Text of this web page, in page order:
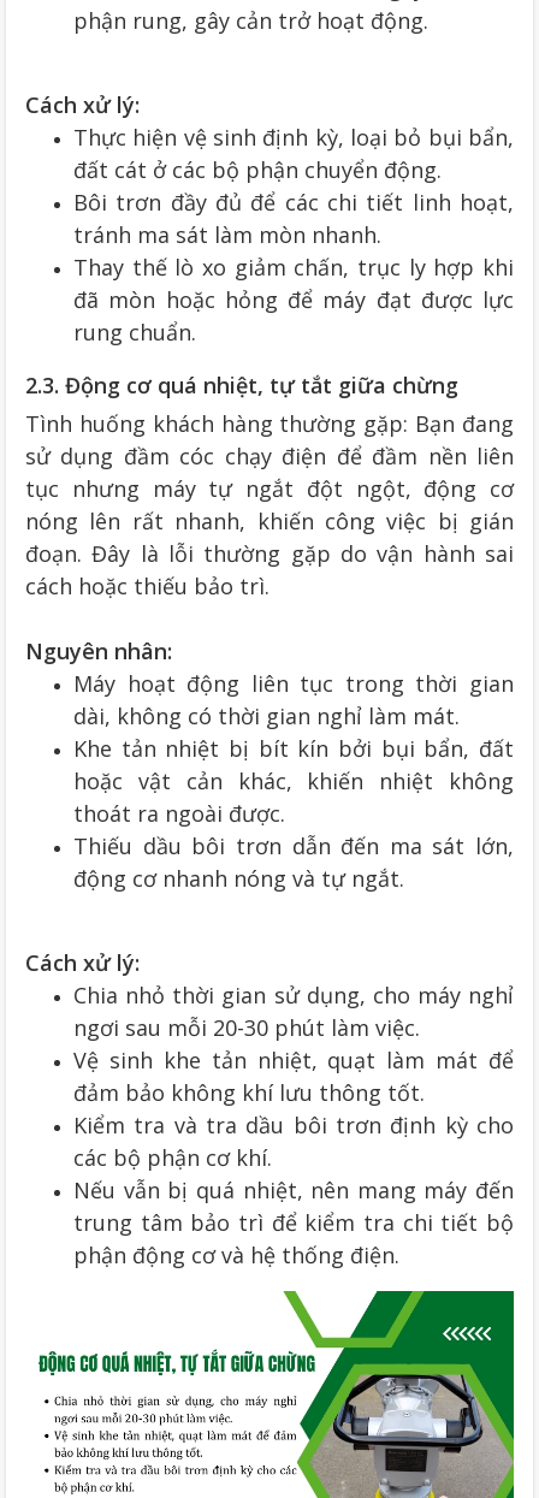
phận rung, gây cản trở hoạt động.
Cách xử lý:
Thực hiện vệ sinh định kỳ, loại bỏ bụi bẩn,
đất cát ở các bộ phận chuyển động.
Bôi trơn đầy đủ để các chi tiết linh hoạt,
tránh ma sát làm mòn nhanh.
Thay thế lò xo giảm chấn, trục ly hợp khi
đã mòn hoặc hỏng để máy đạt được lực
rung chuẩn.
2.3. Động cơ quá nhiệt, tự tắt giữa chừng
Tình huống khách hàng thường gặp: Bạn đang
sử dụng đầm cóc chạy điện để đầm nền liên
tục nhưng máy tự ngắt đột ngột, động cơ
nóng lên rất nhanh, khiến công việc bị gián
đoạn. Đây là lỗi thường gặp do vận hành sai
cách hoặc thiếu bảo trì.
Nguyên nhân:
Máy hoạt động liên tục trong thời gian
dài, không có thời gian nghỉ làm mát.
Khe tản nhiệt bị bít kín bởi bụi bẩn, đất
hoặc vật cản khác, khiến nhiệt không
thoát ra ngoài được.
Thiếu dầu bôi trơn dẫn đến ma sát lớn,
động cơ nhanh nóng và tự ngắt.
Cách xử lý:
Chia nhỏ thời gian sử dụng, cho máy nghỉ
ngơi sau mỗi 20-30 phút làm việc.
Vệ sinh khe tản nhiệt, quạt làm mát để
đảm bảo không khí lưu thông tốt.
Kiểm tra và tra dầu bôi trơn định kỳ cho
các bộ phận cơ khí.
Nếu vẫn bị quá nhiệt, nên mang máy đến
trung tâm bảo trì để kiểm tra chi tiết bộ
phận động cơ và hệ thống điện.